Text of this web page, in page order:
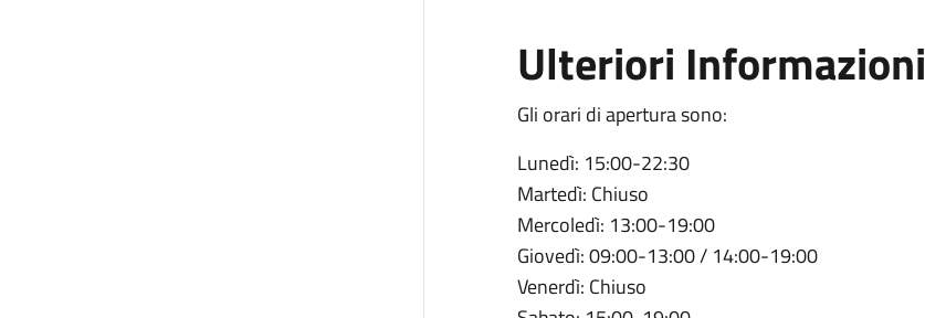
Ulteriori Informazioni
Gli orari di apertura sono:
Lunedì: 15:00-22:30
Martedì: Chiuso
Mercoledì: 13:00-19:00
Giovedì: 09:00-13:00 / 14:00-19:00
Venerdì: Chiuso